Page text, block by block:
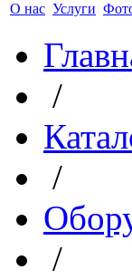
О нас Услуги
/
/
/